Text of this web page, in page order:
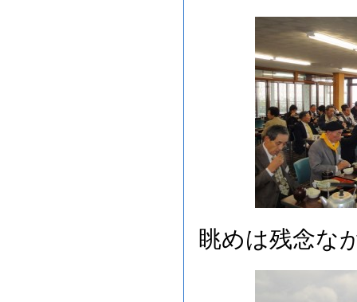
眺めは残念な